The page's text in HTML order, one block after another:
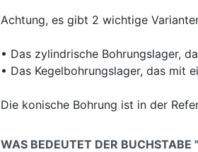
Achtung, es gibt 2 wichtige
• Das zylindrische Bohrungslager,
• Das Kegelbohrungslager, das mit
Die konische Bohrung ist in der
WAS BEDEUTET DER BUCHSTABE